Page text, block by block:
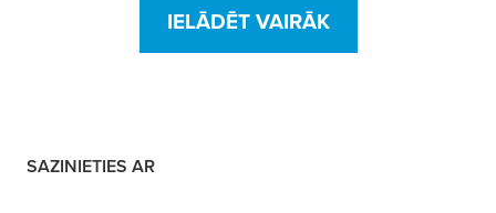
IELĀDĒT VAIRĀK
SAZINIETIES AR